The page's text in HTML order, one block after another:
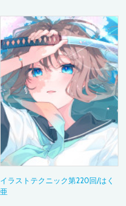
イラストテクニック第220回/はく
亜